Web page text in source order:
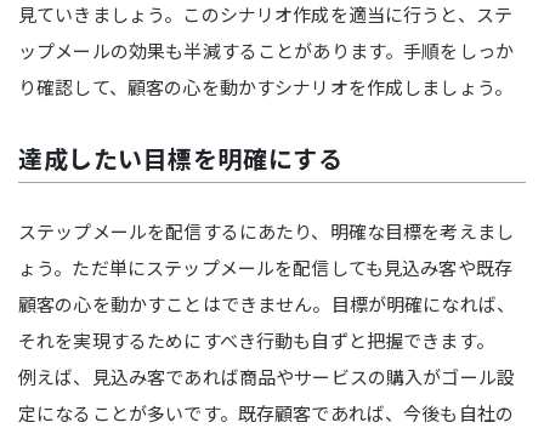
見ていきましょう。このシナリオ作成を適当に行うと、ステ
ップメールの効果も半減することがあります。手順をしっか
り確認して、顧客の心を動かすシナリオを作成しましょう。
達成したい目標を明確にする
ステップメールを配信するにあたり、明確な目標を考えまし
ょう。ただ単にステップメールを配信しても見込み客や既存
顧客の心を動かすことはできません。目標が明確になれば、
それを実現するためにすべき行動も自ずと把握できます。
例えば、見込み客であれば商品やサービスの購入がゴール設
定になることが多いです。既存顧客であれば、今後も自社の